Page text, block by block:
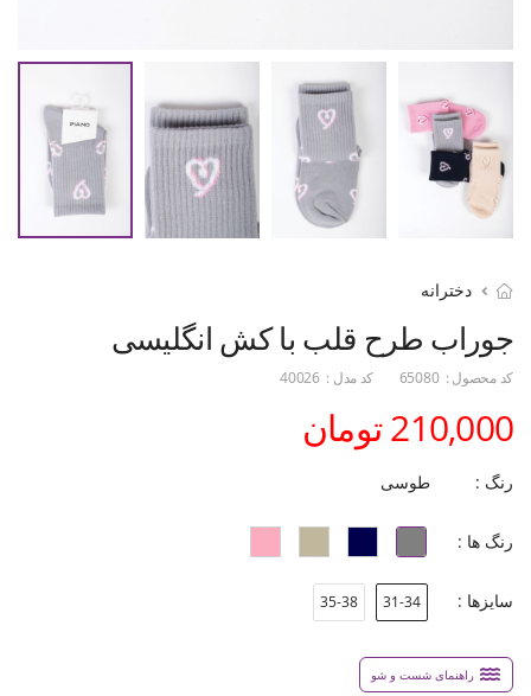
دخترانه
جوراب طرح قلب با کش انگلیسی
کد محصول : 65080 کد مدل : 40026
210,000 تومان
رنگ : طوسی
رنگ ها :
سایزها : 31-34
35-38
راهنمای شست و شو